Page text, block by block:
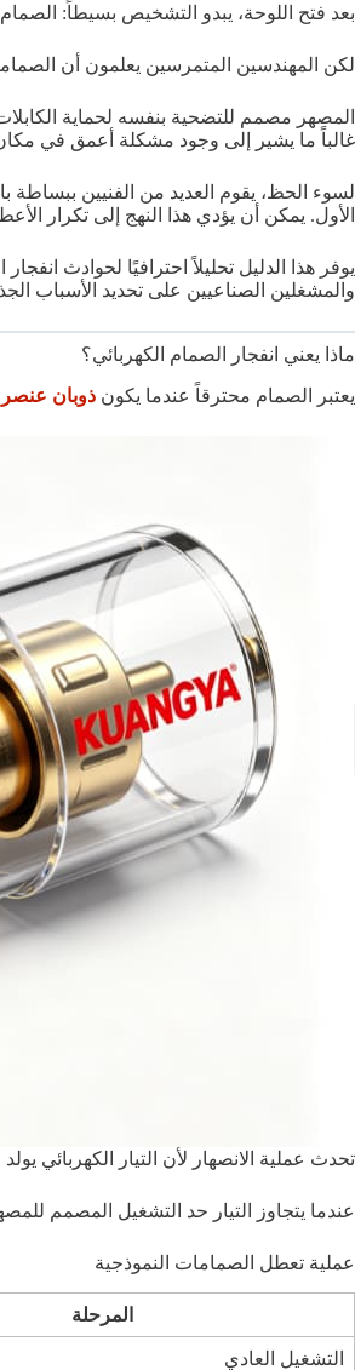
بعد فتح اللوحة، يبدو التشخيص بسيطاً:
لكن المهندسين المتمرسين يعلمون أن
المصهر مصمم للتضحية بنفسه لحماية
غالباً ما يشير إلى وجود مشكلة أعمق في
لسوء الحظ، يقوم العديد من الفنيين
الأول. يمكن أن يؤدي هذا النهج إلى تكرار
يوفر هذا الدليل تحليلاً احترافيًا لحوادث
والمشغلين الصناعيين على تحديد الأسباب
ماذا يعني انفجار الصمام الكهربائي؟
يعتبر الصمام محترقاً عندما يكون ذوبان عنصر
تحدث عملية الانصهار لأن التيار الكهربائي
عندما يتجاوز التيار حد التشغيل المصمم
عملية تعطل الصمامات النموذجية
المرحلة
التشغيل العادي